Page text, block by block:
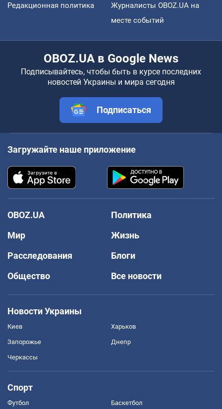
Редакционная политика
Журналисты OBOZ.UA на
месте событий
OBOZ.UA в Google News
Подписывайтесь, чтобы быть в курсе последних
новостей Украины и мира сегодня
Подписаться
Загружайте наше приложение
OBOZ.UA
Политика
Мир
Жизнь
Расследования
Блоги
Общество
Все новости
Новости Украины
Киев Харьков
Запорожье Днепр
Черкассы
Спорт
Футбол Баскетбол